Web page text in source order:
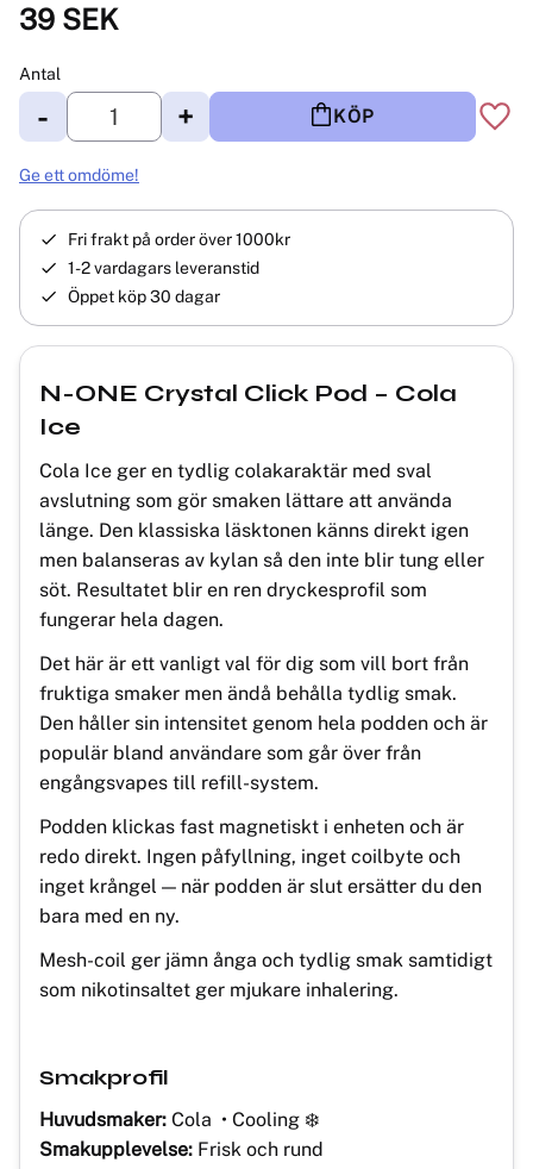
39 SEK
Antal
+
- KÖP
Ge ett omdöme!
Fri frakt på order över 1000kr
1-2 vardagars leveranstid
Öppet köp 30 dagar
N-ONE Crystal Click Pod – Cola
Ice
Cola Ice ger en tydlig colakaraktär med sval
avslutning som gör smaken lättare att använda
länge. Den klassiska läsktonen känns direkt igen
men balanseras av kylan så den inte blir tung eller
söt. Resultatet blir en ren dryckesprofil som
fungerar hela dagen.
Det här är ett vanligt val för dig som vill bort från
fruktiga smaker men ändå behålla tydlig smak.
Den håller sin intensitet genom hela podden och är
populär bland användare som går över från
engångsvapes till refill-system.
Podden klickas fast magnetiskt i enheten och är
redo direkt. Ingen påfyllning, inget coilbyte och
inget krångel — när podden är slut ersätter du den
bara med en ny.
Mesh-coil ger jämn ånga och tydlig smak samtidigt
som nikotinsaltet ger mjukare inhalering.
Smakprofil
Huvudsmaker: Cola • Cooling ❄️
Smakupplevelse: Frisk och rund